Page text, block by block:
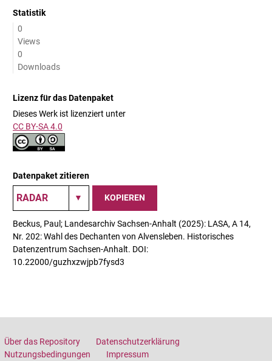
Statistik
0
Views
0
Downloads
Lizenz für das Datenpaket
Dieses Werk ist lizenziert unter
CC BY-SA 4.0
Datenpaket zitieren
KOPIEREN
Beckus, Paul; Landesarchiv Sachsen-Anhalt (2025): LASA, A 14,
Nr. 202: Wahl des Dechanten von Alvensleben. Historisches
Datenzentrum Sachsen-Anhalt. DOI:
10.22000/guzhxzwjpb7fysd3
Über das Repository
Datenschutzerklärung
Nutzungsbedingungen
Impressum